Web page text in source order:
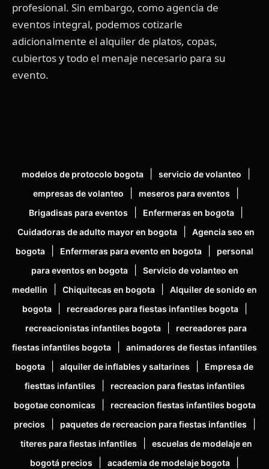
profesional. Sin embargo, como agencia de
eventos integral, podemos cotizarle
adicionalmente el alquiler de platos, copas,
cubiertos y todo el menaje necesario para su
evento.
modelos de protocolo bogota servicio de volanteo
empresas de volanteo meseros para eventos
Brigadisas para eventos Enfermeras en bogota
Cuidadoras de adulto mayor en bogota
Agencia seo en
bogota
Enfermeras para evento en bogota
personal
para eventos en bogota
Servicio de volanteo en
medellin
Chiquitecas en bogota
Alquiler de sonido en
bogota
recreadores para fiestas infantiles bogota
recreacionistas infantiles bogota
recreadores para
fiestas infantiles bogota
animadores de fiestas infantiles
bogota
alquiler de inflables y saltarines
Empresa de
fiesttas infantiles
recreacion para fiestas infantiles
bogotae conomicas
recreacion fiestas infantiles bogota
precios
paquetes de recreacion para fiestas infantiles
titeres para fiestas infantiles
escuelas de modelaje en
bogotá precios
academia de modelaje bogota